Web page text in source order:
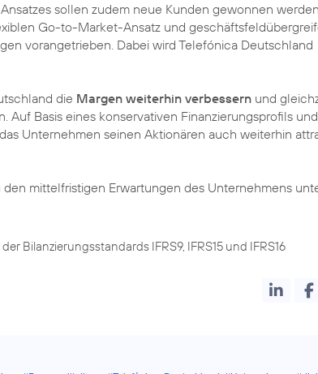
sollen zudem neue Kunden gewonnen
Go-to-Market-Ansatz und
vorangetrieben. Dabei wird Telefónica Deutschland
die Margen weiterhin verbessern und
Auf Basis eines konservativen Finanzierungsprofils und
Unternehmen seinen Aktionären auch weiterhin
mittelfristigen Erwartungen des Unternehmens
Bilanzierungsstandards IFRS9, IFRS15 und IFRS16